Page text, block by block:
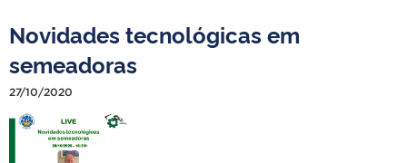
TELEFONES
Novidades tecnológicas em
semeadoras
27/10/2020